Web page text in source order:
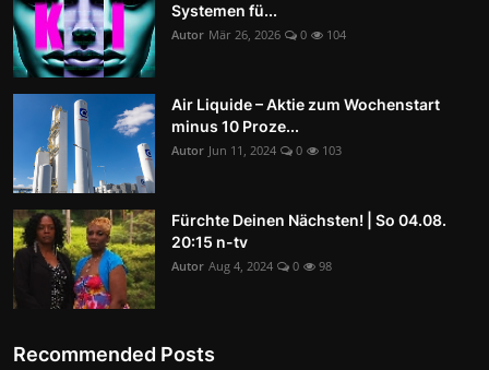
Systemen fü...
Autor Mär 26, 2026 0 104
Air Liquide – Aktie zum Wochenstart
minus 10 Proze...
Autor Jun 11, 2024 0 103
Fürchte Deinen Nächsten! | So 04.08.
20:15 n-tv
Autor Aug 4, 2024 0 98
Recommended Posts